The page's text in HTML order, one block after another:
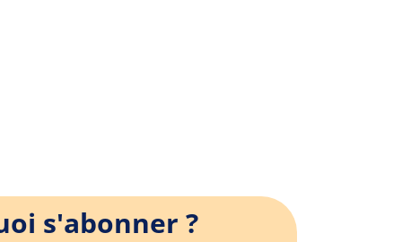
s'abonner ?